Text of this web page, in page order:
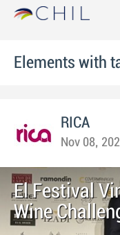
Elements with
RICA
Nov 08,
El Festival
Wine